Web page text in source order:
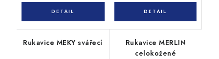
Rukavice MEKY svářecí
Rukavice MERLIN
celokožené